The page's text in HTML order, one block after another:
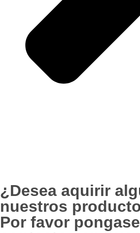
¿Desea aquirir
nuestros
Por favor